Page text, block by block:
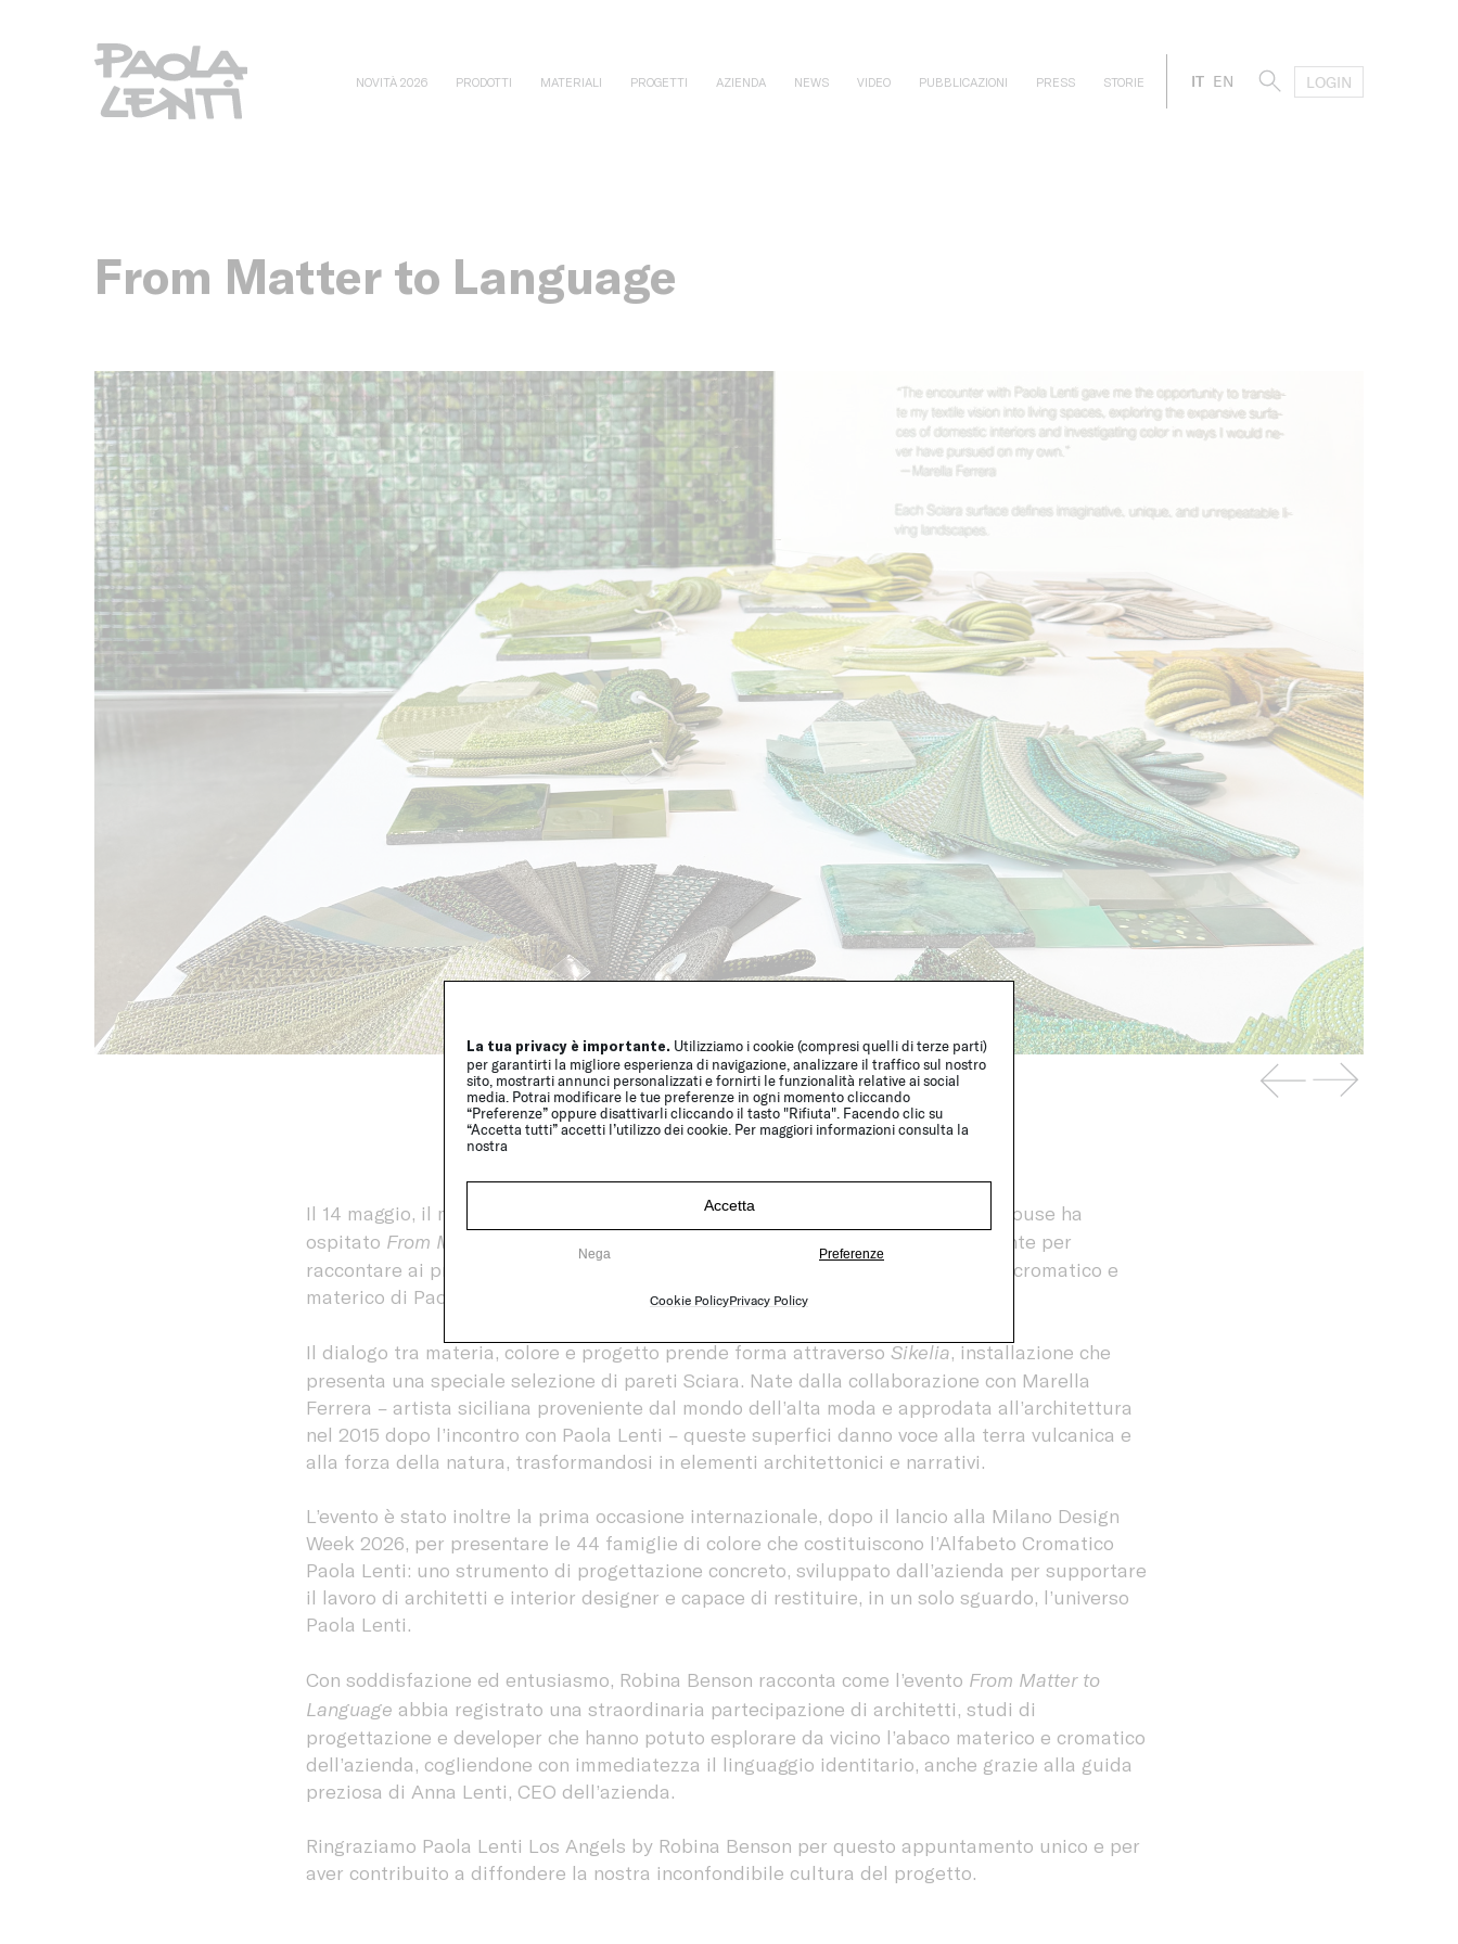
La tua privacy è importante. Utilizziamo i cookie (compresi quelli di terze parti)
per garantirti la migliore esperienza di navigazione, analizzare il traffico sul nostro
sito, mostrarti annunci personalizzati e fornirti le funzionalità relative ai social
media. Potrai modificare le tue preferenze in ogni momento cliccando
“Preferenze” oppure disattivarli cliccando il tasto "Rifiuta". Facendo clic su
“Accetta tutti” accetti l’utilizzo dei cookie. Per maggiori informazioni consulta la
nostra
Accetta
Nega Preferenze
Cookie PolicyPrivacy Policy
NOVITÀ 2026 PRODOTTI MATERIALI PROGETTI AZIENDA NEWS VIDEO PUBBLICAZIONI PRESS STORIE IT EN LOGIN
From Matter to Language
Il 14 maggio, il monobrand Paola Lenti Los Angeles by Robina Benson Design House ha
ospitato From Matter to Language
, un evento esclusivo, concepito espressamente per
raccontare ai professionisti del design e dell’architettura il grande patrimonio cromatico e
materico di Paola Lenti.
Il dialogo tra materia, colore e progetto prende forma attraverso Sikelia, installazione che
presenta una speciale selezione di pareti Sciara. Nate dalla collaborazione con Marella
Ferrera – artista siciliana proveniente dal mondo dell’alta moda e approdata all’architettura
nel 2015 dopo l’incontro con Paola Lenti – queste superfici danno voce alla terra vulcanica e
alla forza della natura, trasformandosi in elementi architettonici e narrativi.
L’evento è stato inoltre la prima occasione internazionale, dopo il lancio alla Milano Design
Week 2026, per presentare le 44 famiglie di colore che costituiscono l’Alfabeto Cromatico
Paola Lenti: uno strumento di progettazione concreto, sviluppato dall’azienda per supportare
il lavoro di architetti e interior designer e capace di restituire, in un solo sguardo, l’universo
Paola Lenti.
Con soddisfazione ed entusiasmo, Robina Benson racconta come l’evento From Matter to
Language abbia registrato una straordinaria partecipazione di architetti, studi di
progettazione e developer che hanno potuto esplorare da vicino l’abaco materico e cromatico
dell’azienda, cogliendone con immediatezza il linguaggio identitario, anche grazie alla guida
preziosa di Anna Lenti, CEO dell’azienda.
Ringraziamo Paola Lenti Los Angels by Robina Benson per questo appuntamento unico e per
aver contribuito a diffondere la nostra inconfondibile cultura del progetto.